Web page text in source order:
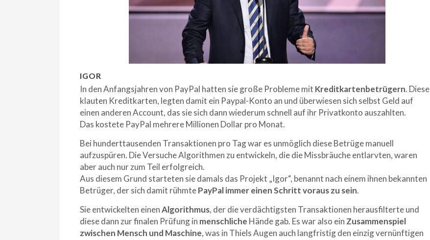
IGOR
In den Anfangsjahren von PayPal hatten sie große Probleme mit Kreditkartenbetrügern. Diese
klauten Kreditkarten, legten damit ein Paypal-Konto an und überwiesen sich selbst Geld auf
einen anderen Account, das sie sich dann wiederum schnell auf ihr Privatkonto auszahlten.
Das kostete PayPal mehrere Millionen Dollar pro Monat.
Bei hunderttausenden Transaktionen pro Tag war es unmöglich diese Betrüge manuell
aufzuspüren. Die Versuche Algorithmen zu entwickeln, die die Missbräuche entlarvten, waren
aber auch nur zum Teil erfolgreich.
Aus diesem Grund starteten sie damals das Projekt „Igor“, benannt nach einem ihnen bekannten
Betrüger, der sich damit rühmtePayPal immer einen Schritt voraus zu sein.
Sie entwickelten einenAlgorithmus, der die verdächtigsten Transaktionen herausfilterte und
diese dann zur finalen Prüfung in menschliche Hände gab. Es war also ein Zusammenspiel
zwischen Mensch und Maschine, was in Thiels Augen auch langfristig den einzig vernünftigen